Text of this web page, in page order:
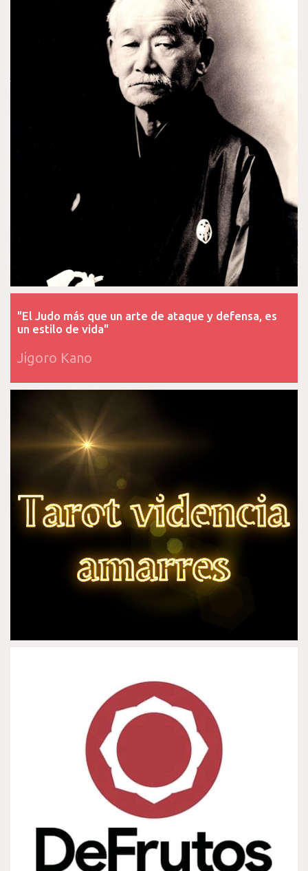
"El Judo más que un arte de ataque y defensa, es
un estilo de vida"
Jigoro Kano